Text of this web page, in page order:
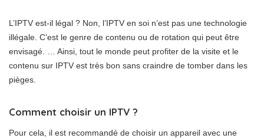
L’IPTV est-il légal ? Non, l’IPTV en soi n’est pas une technologie
illégale. C’est le genre de contenu ou de rotation qui peut être
envisagé. … Ainsi, tout le monde peut profiter de la visite et le
contenu sur IPTV est très bon sans craindre de tomber dans les
pièges.
Comment choisir un IPTV ?
Pour cela, il est recommandé de choisir un appareil avec une